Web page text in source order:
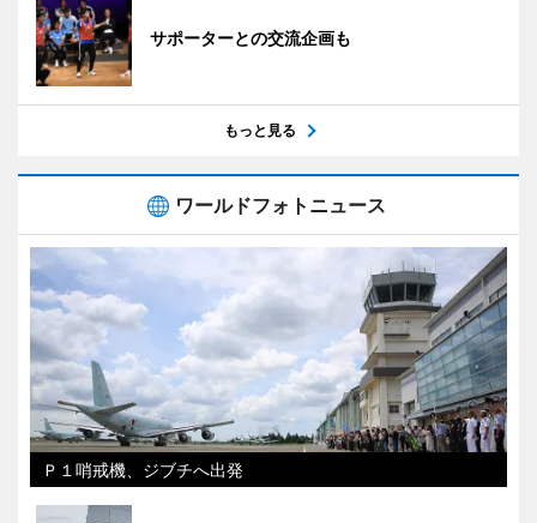
サポーターとの交流企画も
もっと見る
ワールドフォトニュース
Ｐ１哨戒機、ジブチへ出発